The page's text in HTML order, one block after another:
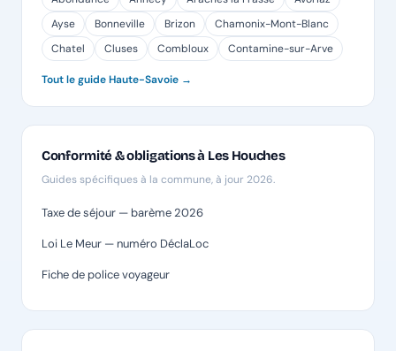
Ayse
Bonneville Brizon
Chamonix-Mont-Blanc
Chatel
Cluses Combloux Contamine-sur-Arve
Tout le guide Haute-Savoie →
Conformité & obligations à Les Houches
Guides spécifiques à la commune, à jour 2026.
Taxe de séjour — barème 2026
Loi Le Meur — numéro DéclaLoc
Fiche de police voyageur